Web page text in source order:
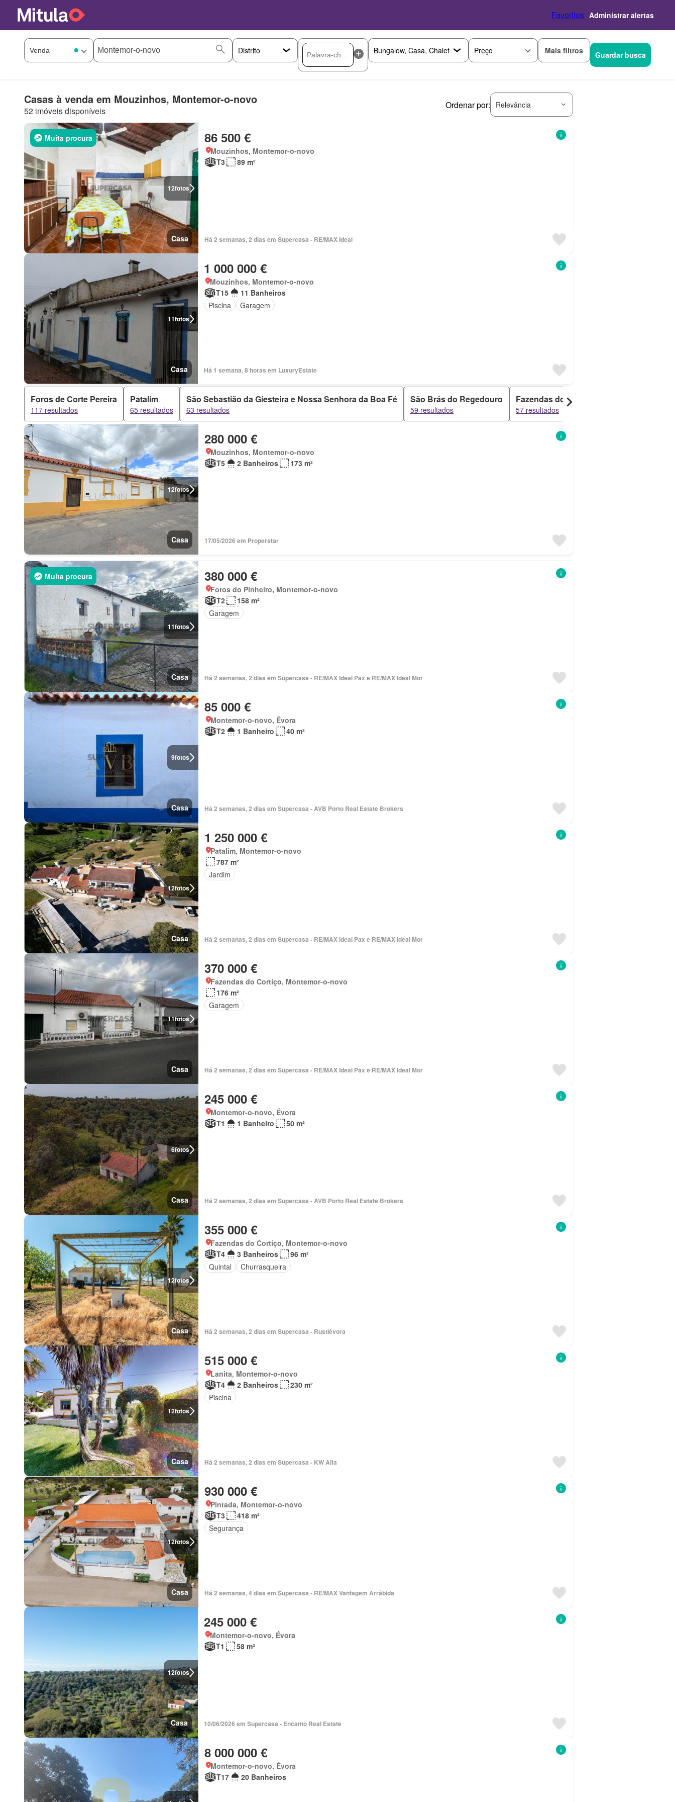
Favoritos Administrar alertas
Preço Mais filtros Guardar busca
Casas à venda em Mouzinhos, Montemor-o-novo
52 imóveis disponíveis
Ordenar por: Relevância
12fotos
Muita procura
Casa
86 500 €
Mouzinhos, Montemor-o-novo
T3
89 m²
Há 2 semanas, 2 dias em Supercasa - RE/MAX Ideal
11fotos
Casa
1 000 000 €
Mouzinhos, Montemor-o-novo
T15
11 Banheiros
Piscina
Garagem
Há 1 semana, 8 horas em LuxuryEstate
Foros de Corte Pereira
117 resultados
Patalim
65 resultados
São Sebastião da Giesteira e Nossa Senhora da Boa Fé
63 resultados
São Brás do Regedouro
59 resultados
Fazendas do Cortiço
57 resultados
12fotos
Casa
280 000 €
Mouzinhos, Montemor-o-novo
T5
2 Banheiros 173 m²
17/05/2026 em Properstar
11fotos
Muita procura
Casa
380 000 €
Foros do Pinheiro, Montemor-o-novo
T2
158 m²
Garagem
Há 2 semanas, 2 dias em Supercasa - RE/MAX Ideal Pax e RE/MAX Ideal Mor
9fotos
Casa
85 000 €
Montemor-o-novo, Évora
T2
1 Banheiro 40 m²
Há 2 semanas, 2 dias em Supercasa - AVB Porto Real Estate Brokers
12fotos
Casa
1 250 000 €
Patalim, Montemor-o-novo
787 m²
Jardim
Há 2 semanas, 2 dias em Supercasa - RE/MAX Ideal Pax e RE/MAX Ideal Mor
11fotos
Casa
370 000 €
Fazendas do Cortiço, Montemor-o-novo
176 m²
Garagem
Há 2 semanas, 2 dias em Supercasa - RE/MAX Ideal Pax e RE/MAX Ideal Mor
6fotos
Casa
245 000 €
Montemor-o-novo, Évora
T1
1 Banheiro 50 m²
Há 2 semanas, 2 dias em Supercasa - AVB Porto Real Estate Brokers
12fotos
Casa
355 000 €
Fazendas do Cortiço, Montemor-o-novo
T4
3 Banheiros
96 m²
Quintal
Churrasqueira
Há 2 semanas, 2 dias em Supercasa - Rustiévora
12fotos
Casa
515 000 €
Lanita, Montemor-o-novo
T4
2 Banheiros
230 m²
Piscina
Há 2 semanas, 2 dias em Supercasa - KW Alfa
12fotos
Casa
930 000 €
Pintada, Montemor-o-novo
T3
418 m²
Segurança
Há 2 semanas, 4 dias em Supercasa - RE/MAX Vantagem Arrábida
12fotos
Casa
245 000 €
Montemor-o-novo, Évora
T1
58 m²
10/06/2026 em Supercasa - Encanto Real Estate
8 000 000 €
Montemor-o-novo, Évora
T17
20 Banheiros